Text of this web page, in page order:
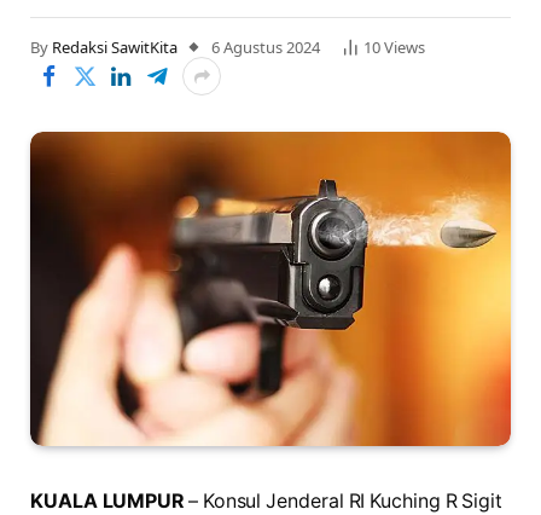
By Redaksi SawitKita 6 Agustus 2024 10Views
KUALA LUMPUR – Konsul Jenderal RI Kuching R Sigit